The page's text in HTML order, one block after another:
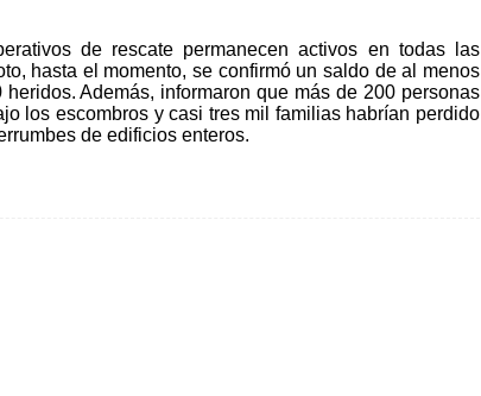
de rescate permanecen activos en todas las
hasta el momento, se confirmó un saldo de al menos
Además, informaron que más de 200 personas
los escombros y casi tres mil familias habrían perdido
de edificios enteros.